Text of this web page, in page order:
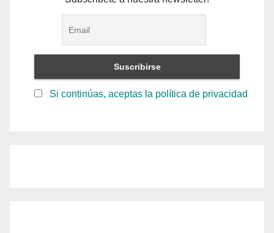
Si continúas, aceptas la política de privacidad